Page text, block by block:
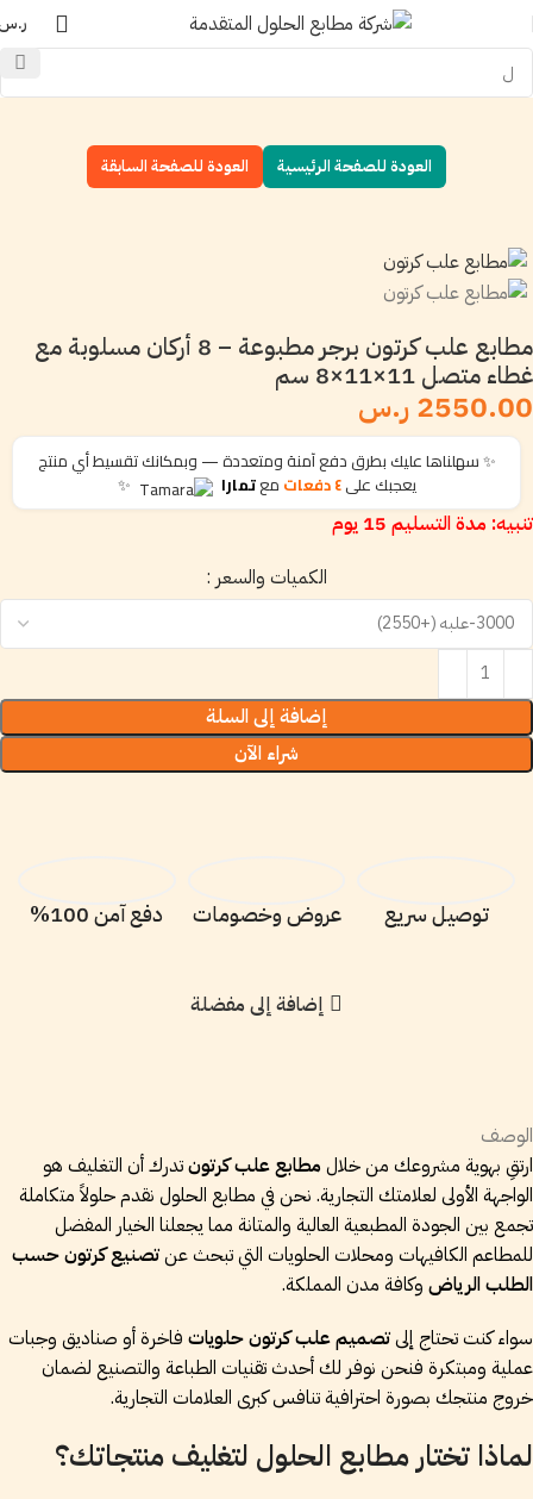
العودة للصفحة الرئيسية العودة للصفحة السابقة
مطابع علب كرتون برجر مطبوعة – 8 أركان مسلوبة مع
غطاء متصل 11×11×8 سم
2550.00 ر.س
✨ سهلناها عليك بطرق دفع آمنة ومتعددة — وبمكانك تقسيط أي منتج
يعجبك على٤ دفعات معتمارا
✨
تنبيه: مدة التسليم 15 يوم
الكميات والسعر :
إضافة إلى السلة
شراء الآن
توصيل سريع عروض وخصومات دفع آمن 100%
إضافة إلى مفضلة
الوصف
ارتقِ بهوية مشروعك من خلالمطابع علب كرتونتدرك أن التغليف هو
الواجهة الأولى لعلامتك التجارية. نحن في مطابع الحلول نقدم حلولاً متكاملة
تجمع بين الجودة المطبعية العالية والمتانة مما يجعلنا الخيار المفضل
للمطاعم الكافيهات ومحلات الحلويات التي تبحث عنتصنيع كرتون حسب
الطلب الرياض وكافة مدن المملكة.
سواء كنت تحتاج إلىتصميم علب كرتون حلويات فاخرة أو صناديق وجبات
عملية ومبتكرة فنحن نوفر لك أحدث تقنيات الطباعة والتصنيع لضمان
خروج منتجك بصورة احترافية تنافس كبرى العلامات التجارية.
لماذا تختار مطابع الحلول لتغليف منتجاتك؟